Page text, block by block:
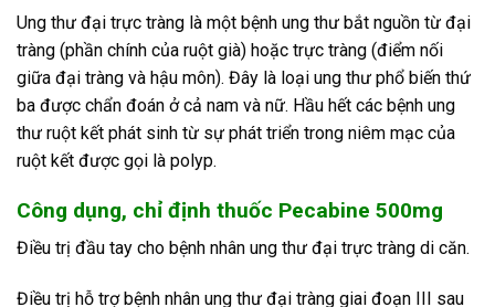
Ung thư đại trực tràng là một bệnh ung thư bắt nguồn từ đại
tràng (phần chính của ruột già) hoặc trực tràng (điểm nối
giữa đại tràng và hậu môn). Đây là loại ung thư phổ biến thứ
ba được chẩn đoán ở cả nam và nữ. Hầu hết các bệnh ung
thư ruột kết phát sinh từ sự phát triển trong niêm mạc của
ruột kết được gọi là polyp.
Công dụng, chỉ định thuốc Pecabine 500mg
Điều trị đầu tay cho bệnh nhân ung thư đại trực tràng di căn.
Điều trị hỗ trợ bệnh nhân ung thư đại tràng giai đoạn III sau